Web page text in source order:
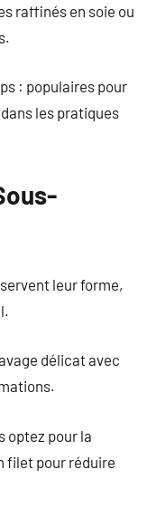
raffinés en soie ou
: populaires pour
les pratiques
leur forme,
délicat avec
optez pour la
filet pour réduire